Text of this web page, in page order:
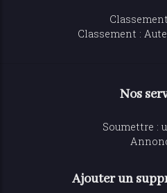
Classement :
Nos
Soumettre :
Ajouter un